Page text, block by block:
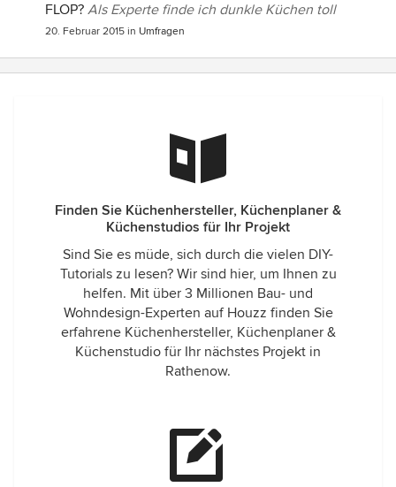
FLOP? Als Experte finde ich dunkle Küchen toll
20. Februar 2015 in Umfragen
Finden Sie Küchenhersteller, Küchenplaner &
Küchenstudios für Ihr Projekt
Sind Sie es müde, sich durch die vielen DIY-
Tutorials zu lesen? Wir sind hier, um Ihnen zu
helfen. Mit über 3 Millionen Bau- und
Wohndesign-Experten auf Houzz finden Sie
erfahrene Küchenhersteller, Küchenplaner &
Küchenstudio für Ihr nächstes Projekt in
Rathenow.